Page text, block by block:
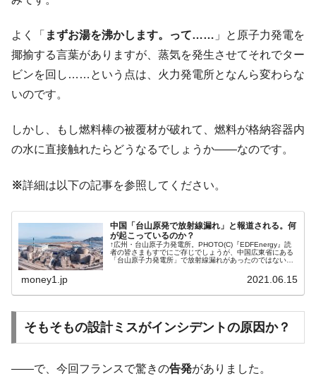
よく「 まずお湯を沸かします。って…… 」と原子力発電を
揶揄する言葉がありますが、蒸気を発生させてそれでター
ビンを回し……という点は、火力発電所となんら変わらな
いのです。
しかし、もし燃料棒の被覆材が破れて、燃料が格納容器内
の水に直接触れたらどうなるでしょうか――なのです。
※詳細は以下の記事を参照してください。
中国「台山原発で放射線漏れ」と報道される。何
が起こっているのか？
↑広州・台山原子力発電所。PHOTO(C)『EDFEnergy』読
者の皆さまもすでにご存じでしょうが、中国広東省にある
「台山原子力発電所」で放射線漏れがあったのではない
money1.jp 2021.06.15
そもそもの設計ミスがインシデントの原因か？
――で、今回フランスで驚きの告発がありました。